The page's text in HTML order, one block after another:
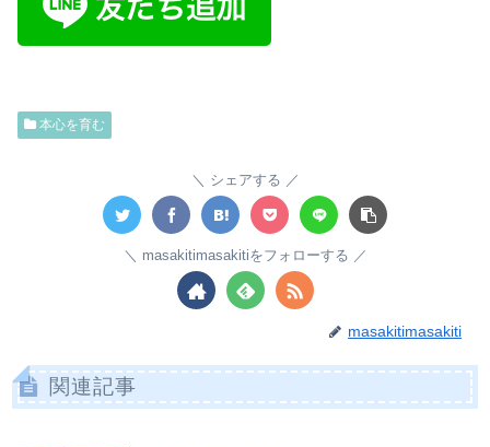
本心を育む
シェアする
masakitimasakitiをフォローする
masakitimasakiti
関連記事